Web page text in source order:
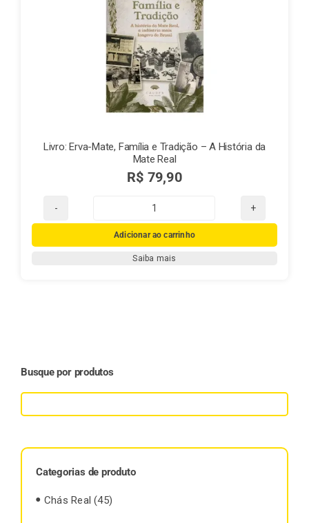
Livro: Erva-Mate, Família e Tradição – A História da
Mate Real
R$ 79,90
Livro:
Erva-
Mate,
Adicionar ao carrinho
Saiba mais
Busque por produtos
Categorias de produto
Chás Real (45)